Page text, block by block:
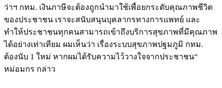
ว่าฯ กทม. เงินภาษีจะต้องถูกนำมาใช้เพื่อยกระดับคุณภาพชีวิต
ของประชาชน เราจะสนับสนุนบุคลากรทางการแพทย์ และ
ทำให้ประชาชนทุกคนสามารถเข้าถึงบริการสุขภาพที่มีคุณภาพ
ได้อย่างเท่าเทียม ผมเห็นว่า เรื่องระบบสุขภาพปฐมภูมิ กทม.
ต้องนับ 1 ใหม่ หากผมได้รับความไว้วางใจจากประชาชน“
หม่อมกร กล่าว